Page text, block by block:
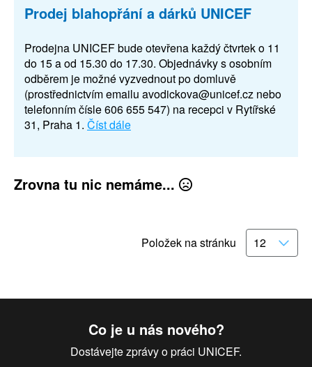
Prodej blahopřání a dárků UNICEF
Prodejna UNICEF bude otevřena každý čtvrtek o 11
do 15 a od 15.30 do 17.30. Objednávky s osobním
odběrem je možné vyzvednout po domluvě
(prostřednictvím emailu avodickova@unicef.cz nebo
telefonním čísle 606 655 547) na recepci v Rytířské
31, Praha 1. Číst dále
Zrovna tu nic nemáme...
Položek na stránku
Co je u nás nového?
Dostávejte zprávy o práci UNICEF.